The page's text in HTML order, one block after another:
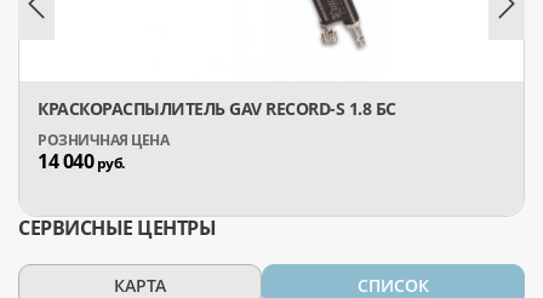
КРАСКОРАСПЫЛИТЕЛЬ GAV RECORD-S 1.8 БС
14 040руб.
СЕРВИСНЫЕ ЦЕНТРЫ
КАРТА СПИСОК